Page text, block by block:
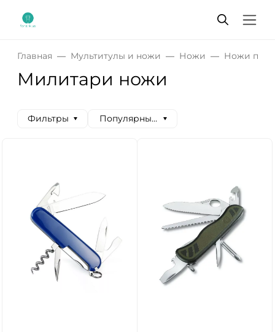
Главная Мультитулы и ножи Ножи Ножи по
Милитари ножи
Фильтры Популярные сначала